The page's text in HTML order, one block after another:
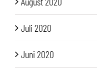
Juli 2020
Juni 2020